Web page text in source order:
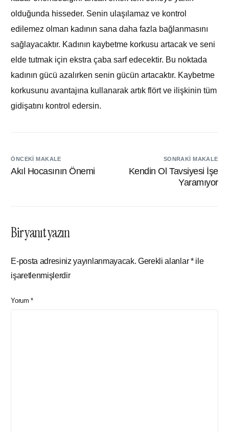
olduğunda hisseder. Senin ulaşılamaz ve kontrol
edilemez olman kadının sana daha fazla bağlanmasını
sağlayacaktır. Kadının kaybetme korkusu artacak ve seni
elde tutmak için ekstra çaba sarf edecektir. Bu noktada
kadının gücü azalırken senin gücün artacaktır. Kaybetme
korkusunu avantajına kullanarak artık flört ve ilişkinin tüm
gidişatını kontrol edersin.
ÖNCEKI MAKALE
Akıl Hocasının Önemi
SONRAKI MAKALE
Kendin Ol Tavsiyesi İşe
Yaramıyor
Bir yanıt yazın
E-posta adresiniz yayınlanmayacak. Gerekli alanlar*ile
işaretlenmişlerdir
Yorum*